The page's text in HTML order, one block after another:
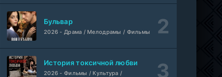
Йоне, иногда
Фильм
Фильм
Бульвар
2026 - Драма / Мелодрамы / Фильмы
История токсичной любви
2026 - Фильмы / Культура /